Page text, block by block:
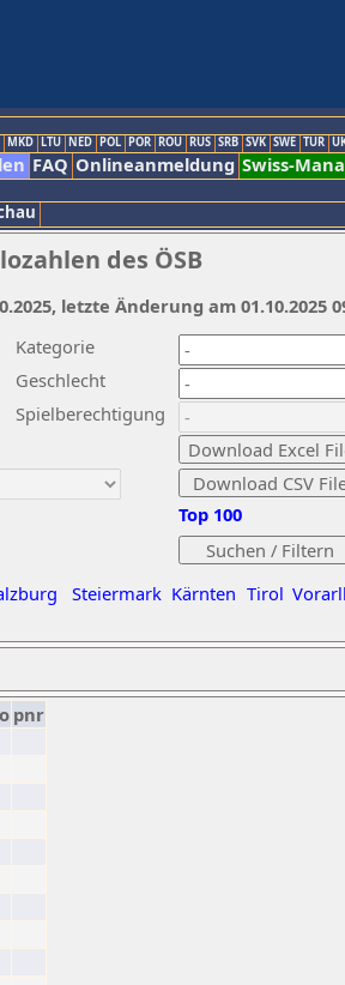
MKD LTU NED POL POR ROU RUS SRB SVK SWE TUR
FAQ Onlineanmeldung Swiss-
des ÖSB
Kategorie
Geschlecht
Spielberechtigung
Steiermark Kärnten Tirol
Top 100
letzte Änderung am 01.10.2025
pnr